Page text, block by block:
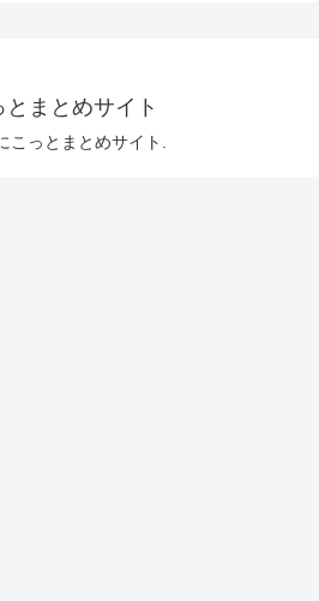
とまとめサイト
こっとまとめサイト.